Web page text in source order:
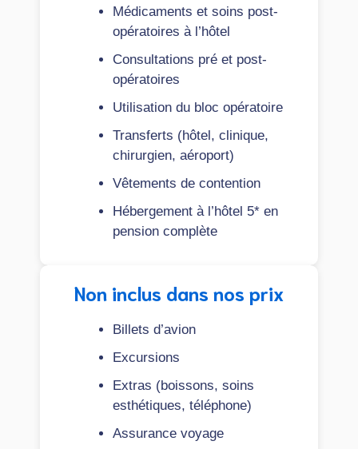
Médicaments et soins post-
opératoires à l’hôtel
Consultations pré et post-
opératoires
Utilisation du bloc opératoire
Transferts (hôtel, clinique,
chirurgien, aéroport)
Vêtements de contention
Hébergement à l’hôtel 5* en
pension complète
Non inclus dans nos prix
Billets d’avion
Excursions
Extras (boissons, soins
esthétiques, téléphone)
Assurance voyage